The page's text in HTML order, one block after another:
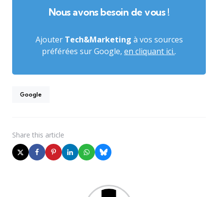
Nous avons besoin de vous !
Ajouter Tech&Marketing à vos sources
préférées sur Google, en cliquant ici..
Google
Share this article